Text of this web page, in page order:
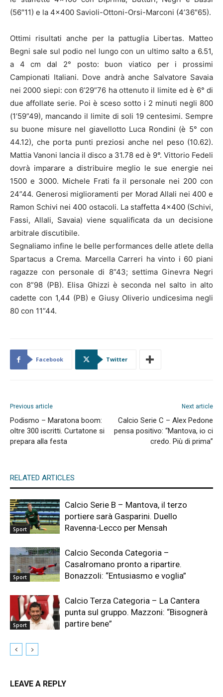
(56″11) e la 4×400 Savioli-Ottoni-Orsi-Marconi (4’36″65).
Ottimi risultati anche per la pattuglia Libertas. Matteo
Begni sale sul podio nel lungo con un ultimo salto a 6.51,
a 4 cm dal 2° posto: buon viatico per i prossimi
Campionati Italiani. Dove andrà anche Salvatore Savaia
nei 2000 siepi: con 6’29”76 ha ottenuto il limite ed è 6° di
due affollate serie. Poi è sceso sotto i 2 minuti negli 800
(1’59”49), mancando il limite di soli 19 centesimi. Sempre
su buone misure nel giavellotto Luca Rondini (è 5° con
44.12), che porta punti preziosi anche nel peso (10.62).
Mattia Vanoni lancia il disco a 31.78 ed è 9°. Vittorio Fedeli
dovrà imparare a distribuire meglio le sue energie nei
1500 e 3000. Michele Frati fa il personale nei 200 con
24”44. Generosi miglioramenti per Morad Allali nei 400 e
Ramon Schivi nei 400 ostacoli. La staffetta 4×400 (Schivi,
Fassi, Allali, Savaia) viene squalificata da un decisione
arbitrale discutibile.
Segnaliamo infine le belle performances delle atlete della
Spartacus a Crema. Marcella Carreri ha vinto i 60 piani
ragazze con personale di 8”43; settima Ginevra Negri
con 8”98 (PB). Elisa Ghizzi è seconda nel salto in alto
cadette con 1,44 (PB) e Giusy Oliverio undicesima negli
80 con 11”44.
Facebook Twitter
Previous article
Podismo – Maratona boom:
oltre 300 iscritti. Curtatone si
prepara alla festa
Next article
Calcio Serie C – Alex Pedone
pensa positivo: “Mantova, io ci
credo. Più di prima”
RELATED ARTICLES
Sport
Calcio Serie B – Mantova, il terzo
portiere sarà Gasparini. Duello
Ravenna-Lecco per Mensah
Sport
Calcio Seconda Categoria –
Casalromano pronto a ripartire.
Bonazzoli: “Entusiasmo e voglia”
Sport
Calcio Terza Categoria – La Cantera
punta sul gruppo. Mazzoni: “Bisognerà
partire bene”
LEAVE A REPLY